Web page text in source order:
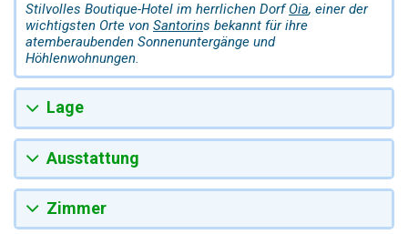
Stilvolles Boutique-Hotel im herrlichen DorfOia, einer der
wichtigsten Orte von Santorins bekannt für ihre
atemberaubenden Sonnenuntergänge und
Höhlenwohnungen.
Lage
Ausstattung
Zimmer